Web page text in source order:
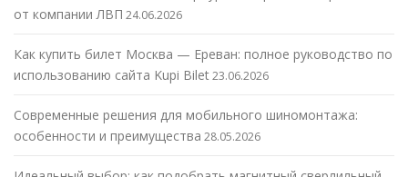
от компании ЛВП 24.06.2026
Как купить билет Москва — Ереван: полное руководство по
использованию сайта Kupi Bilet23.06.2026
Современные решения для мобильного шиномонтажа:
особенности и преимущества 28.05.2026